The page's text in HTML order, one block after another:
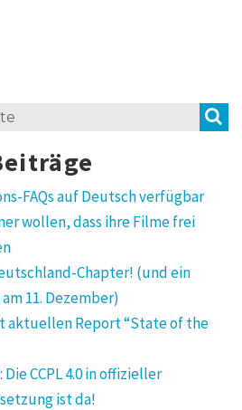
FAQs auf Deutsch verfügbar
wollen, dass ihre Filme frei
Chapter! (und ein
11. Dezember)
aktuellen Report “State of the
CCPL 4.0 in offizieller
ist da!